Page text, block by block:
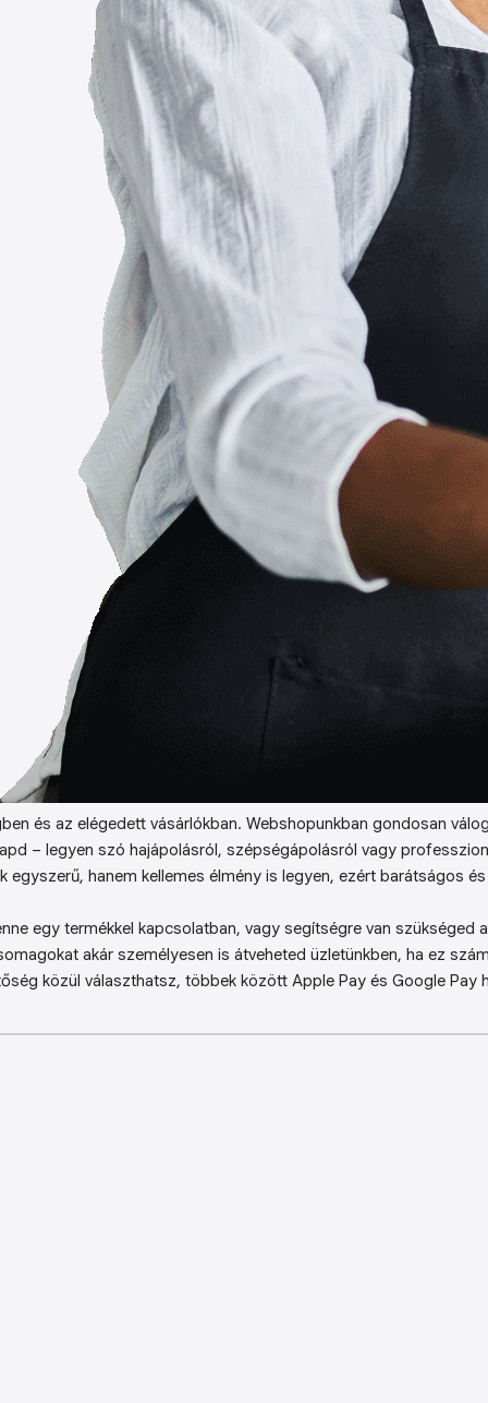
és az elégedett vásárlókban. Webshopunkban gondosan
– legyen szó hajápolásról, szépségápolásról vagy
egyszerű, hanem kellemes élmény is legyen, ezért barátságos
egy termékkel kapcsolatban, vagy segítségre van szükséged
akár személyesen is átveheted üzletünkben, ha ez
közül választhatsz, többek között Apple Pay és Google Pay